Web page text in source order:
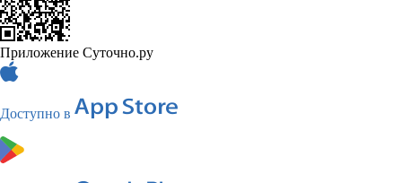
Приложение Суточно.ру
Доступно в